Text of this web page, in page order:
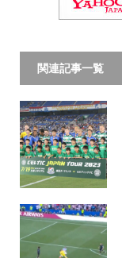
関連記事一覧